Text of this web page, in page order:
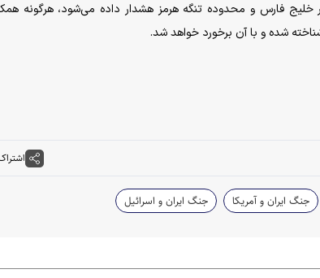
فارس و محدوده تنگه هرمز هشدار داده می‌شود، هرگونه
شده و با آن برخورد خواهد شد.
جنگ ایران و آمریکا جنگ ایران و اسرائیل